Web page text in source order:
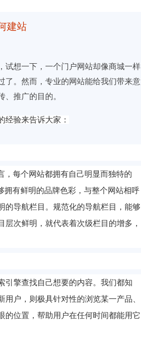
建站
试想一下，一个门户网站却像商城一样
了。然而，专业的网站能给我们带来意
推广的目的。
验来告诉大家：
，每个网站都拥有自己明显而独特的
拥有鲜明的品牌色彩，与整个网站相呼
的导航栏目。规范化的导航栏目，能够
次鲜明，就代表着次级栏目的增多，
引擎查找自己想要的内容。我们都知
户，则极具针对性的浏览某一产品、
的位置，帮助用户在任何时间都能用它